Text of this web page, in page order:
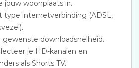
jouw woonplaats in.
type internetverbinding (ADSL,
gewenste downloadsnelheid.
je HD-kanalen en
als Shorts TV.